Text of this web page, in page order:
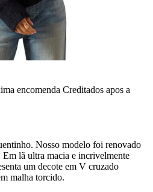
encomenda Creditados apos a
Nosso modelo foi renovado
lã ultra macia e incrivelmente
um decote em V cruzado
malha torcido.